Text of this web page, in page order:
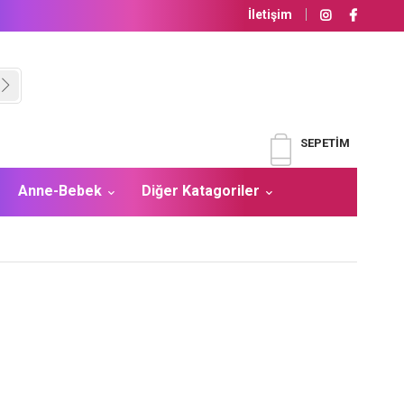
İletişim
SEPETIM
Anne-Bebek Diğer Katagoriler